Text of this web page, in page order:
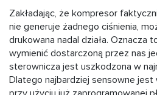
Zakładając, że kompresor
nie generuje żadnego ciśnienia,
drukowana nadal działa. Oznacza
wymienić dostarczoną przez nas
sterownicza jest uszkodzona w
Dlatego najbardziej sensowne